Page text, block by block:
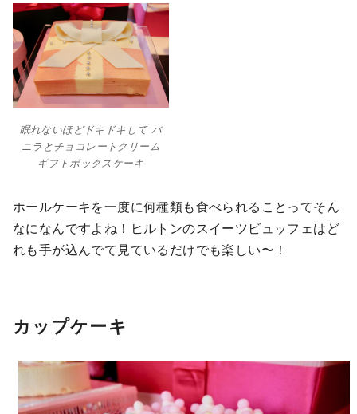
眠れないほどドキドキして バ
ニラとチョコレートクリーム
ギフトボックスケーキ
ホールケーキを一度に何種類も食べられることってそん
なになんですよね！ヒルトンのスイーツビュッフェはど
れも手が込んでて見ているだけでも楽しい〜！
カップケーキ